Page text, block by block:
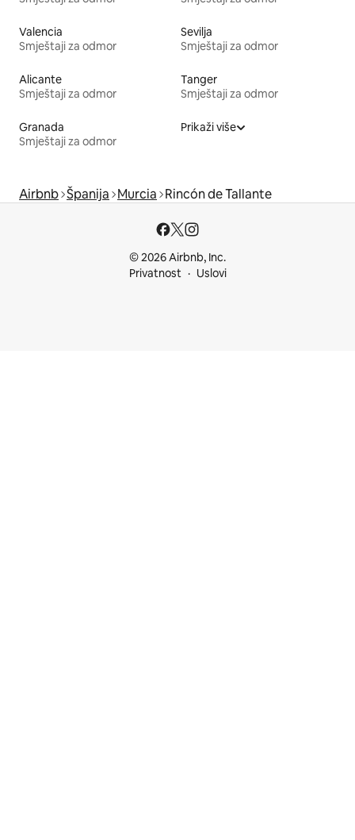
Valencia
Smještaji za odmor
Sevilja
Smještaji za odmor
Alicante
Smještaji za odmor
Tanger
Smještaji za odmor
Granada
Smještaji za odmor
Prikaži više
Airbnb Španija Murcia Rincón de Tallante
© 2026 Airbnb, Inc.
Privatnost
Uslovi